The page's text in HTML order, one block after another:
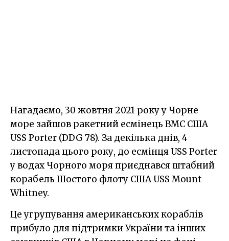
Нагадаємо, 30 жовтня 2021 року у Чорне
море зайшов ракетний есмінець ВМС США
USS Porter (DDG 78). За декілька днів, 4
листопада цього року, до есмінця USS Porter
у водах Чорного моря приєднався штабний
корабель Шостого флоту США USS Mount
Whitney.
Це угрупування американських кораблів
прибуло для підтримки України та інших